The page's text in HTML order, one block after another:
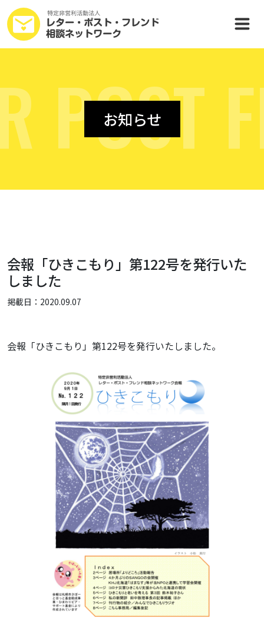
POST F
お知らせ
会報「ひきこもり」第122号を発行いた
しました
掲載日：2020.09.07
会報「ひきこもり」第122号を発行いたしました。